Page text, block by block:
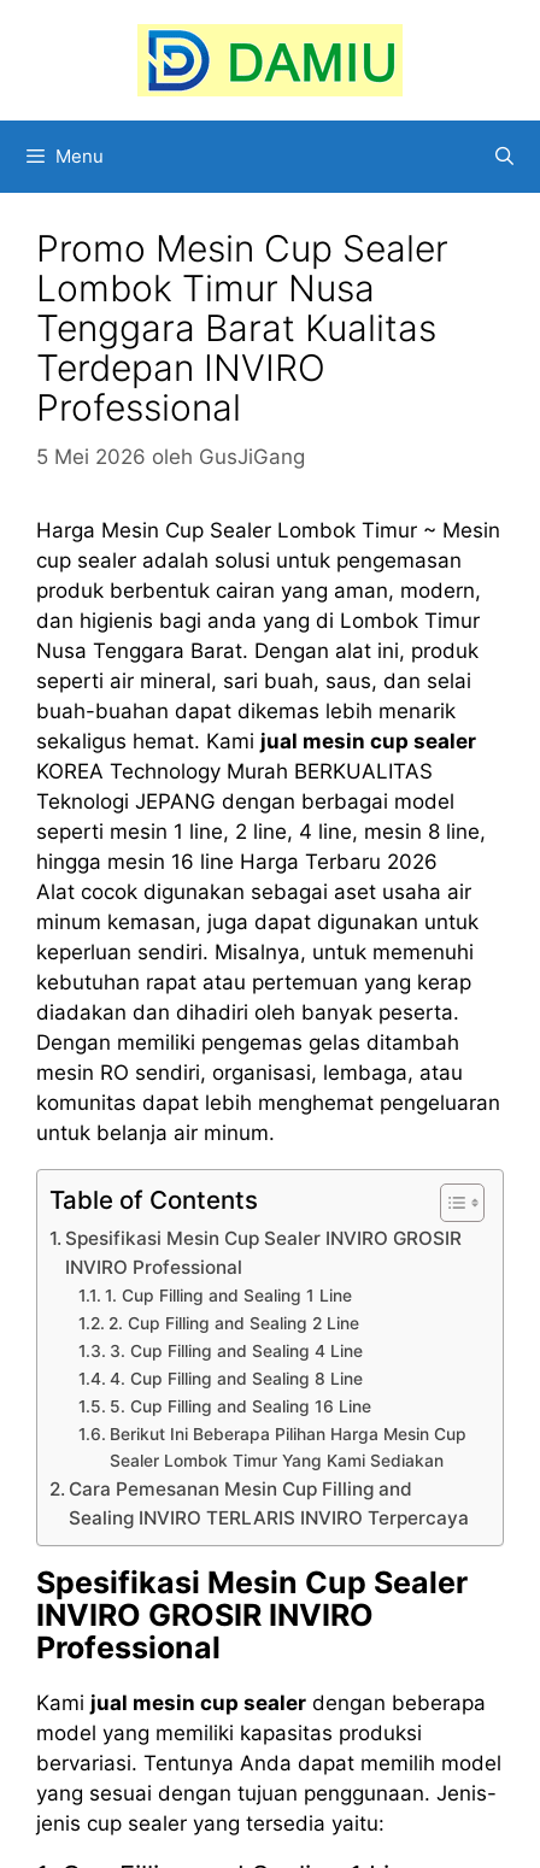
Menu
Promo Mesin Cup Sealer
Lombok Timur Nusa
Tenggara Barat Kualitas
Terdepan INVIRO
Professional
5 Mei 2026 oleh GusJiGang
Harga Mesin Cup Sealer Lombok Timur ~ Mesin
cup sealer adalah solusi untuk pengemasan
produk berbentuk cairan yang aman, modern,
dan higienis bagi anda yang di Lombok Timur
Nusa Tenggara Barat. Dengan alat ini, produk
seperti air mineral, sari buah, saus, dan selai
buah-buahan dapat dikemas lebih menarik
sekaligus hemat. Kami jual mesin cup sealer
KOREA Technology Murah BERKUALITAS
Teknologi JEPANG dengan berbagai model
seperti mesin 1 line, 2 line, 4 line, mesin 8 line,
hingga mesin 16 line Harga Terbaru 2026
Alat cocok digunakan sebagai aset usaha air
minum kemasan, juga dapat digunakan untuk
keperluan sendiri. Misalnya, untuk memenuhi
kebutuhan rapat atau pertemuan yang kerap
diadakan dan dihadiri oleh banyak peserta.
Dengan memiliki pengemas gelas ditambah
mesin RO sendiri, organisasi, lembaga, atau
komunitas dapat lebih menghemat pengeluaran
untuk belanja air minum.
Table of Contents
Spesifikasi Mesin Cup Sealer INVIRO GROSIR
INVIRO Professional
1. Cup Filling and Sealing 1 Line
2. Cup Filling and Sealing 2 Line
3. Cup Filling and Sealing 4 Line
4. Cup Filling and Sealing 8 Line
5. Cup Filling and Sealing 16 Line
Berikut Ini Beberapa Pilihan Harga Mesin Cup
Sealer Lombok Timur Yang Kami Sediakan
Cara Pemesanan Mesin Cup Filling and
Sealing INVIRO TERLARIS INVIRO Terpercaya
Spesifikasi Mesin Cup Sealer
INVIRO GROSIR INVIRO
Professional
Kami jual mesin cup sealer dengan beberapa
model yang memiliki kapasitas produksi
bervariasi. Tentunya Anda dapat memilih model
yang sesuai dengan tujuan penggunaan. Jenis-
jenis cup sealer yang tersedia yaitu: